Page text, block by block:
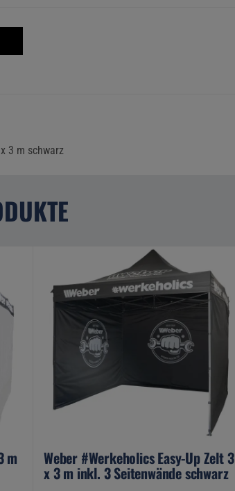
3 m schwarz
m Weber #Werkeholics Easy-Up Zelt 3
x 3 m inkl. 3 Seitenwände schwarz